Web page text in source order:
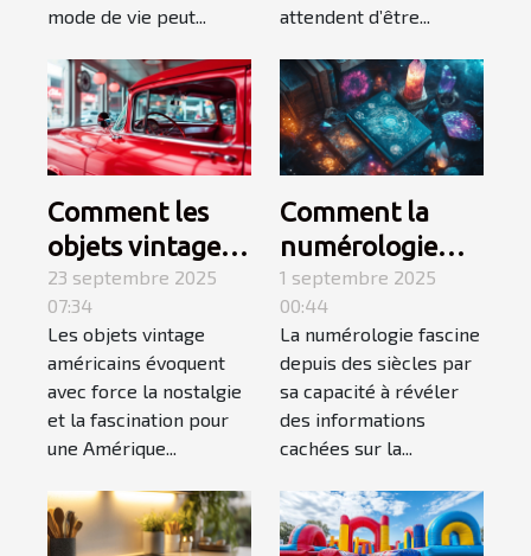
mode de vie peut...
attendent d’être...
Comment les
objets vintage
américains
capturent-ils
l'essence d'une
époque révolue
?
23 septembre 2025
07:34
Les objets vintage
américains évoquent
avec force la nostalgie
et la fascination pour
une Amérique...
Comment la
numérologie
influence-t-elle
votre chemin de
vie ?
1 septembre 2025
00:44
La numérologie fascine
depuis des siècles par
sa capacité à révéler
des informations
cachées sur la...